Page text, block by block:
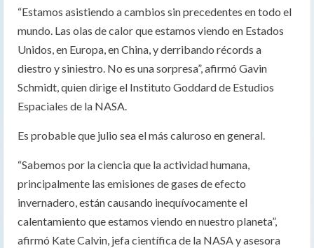
“Estamos asistiendo a cambios sin precedentes en todo el
mundo. Las olas de calor que estamos viendo en Estados
Unidos, en Europa, en China, y derribando récords a
diestro y siniestro. No es una sorpresa”, afirmó Gavin
Schmidt, quien dirige el Instituto Goddard de Estudios
Espaciales de la NASA.
Es probable que julio sea el más caluroso en general.
“Sabemos por la ciencia que la actividad humana,
principalmente las emisiones de gases de efecto
invernadero, están causando inequívocamente el
calentamiento que estamos viendo en nuestro planeta”,
afirmó Kate Calvin, jefa científica de la NASA y asesora